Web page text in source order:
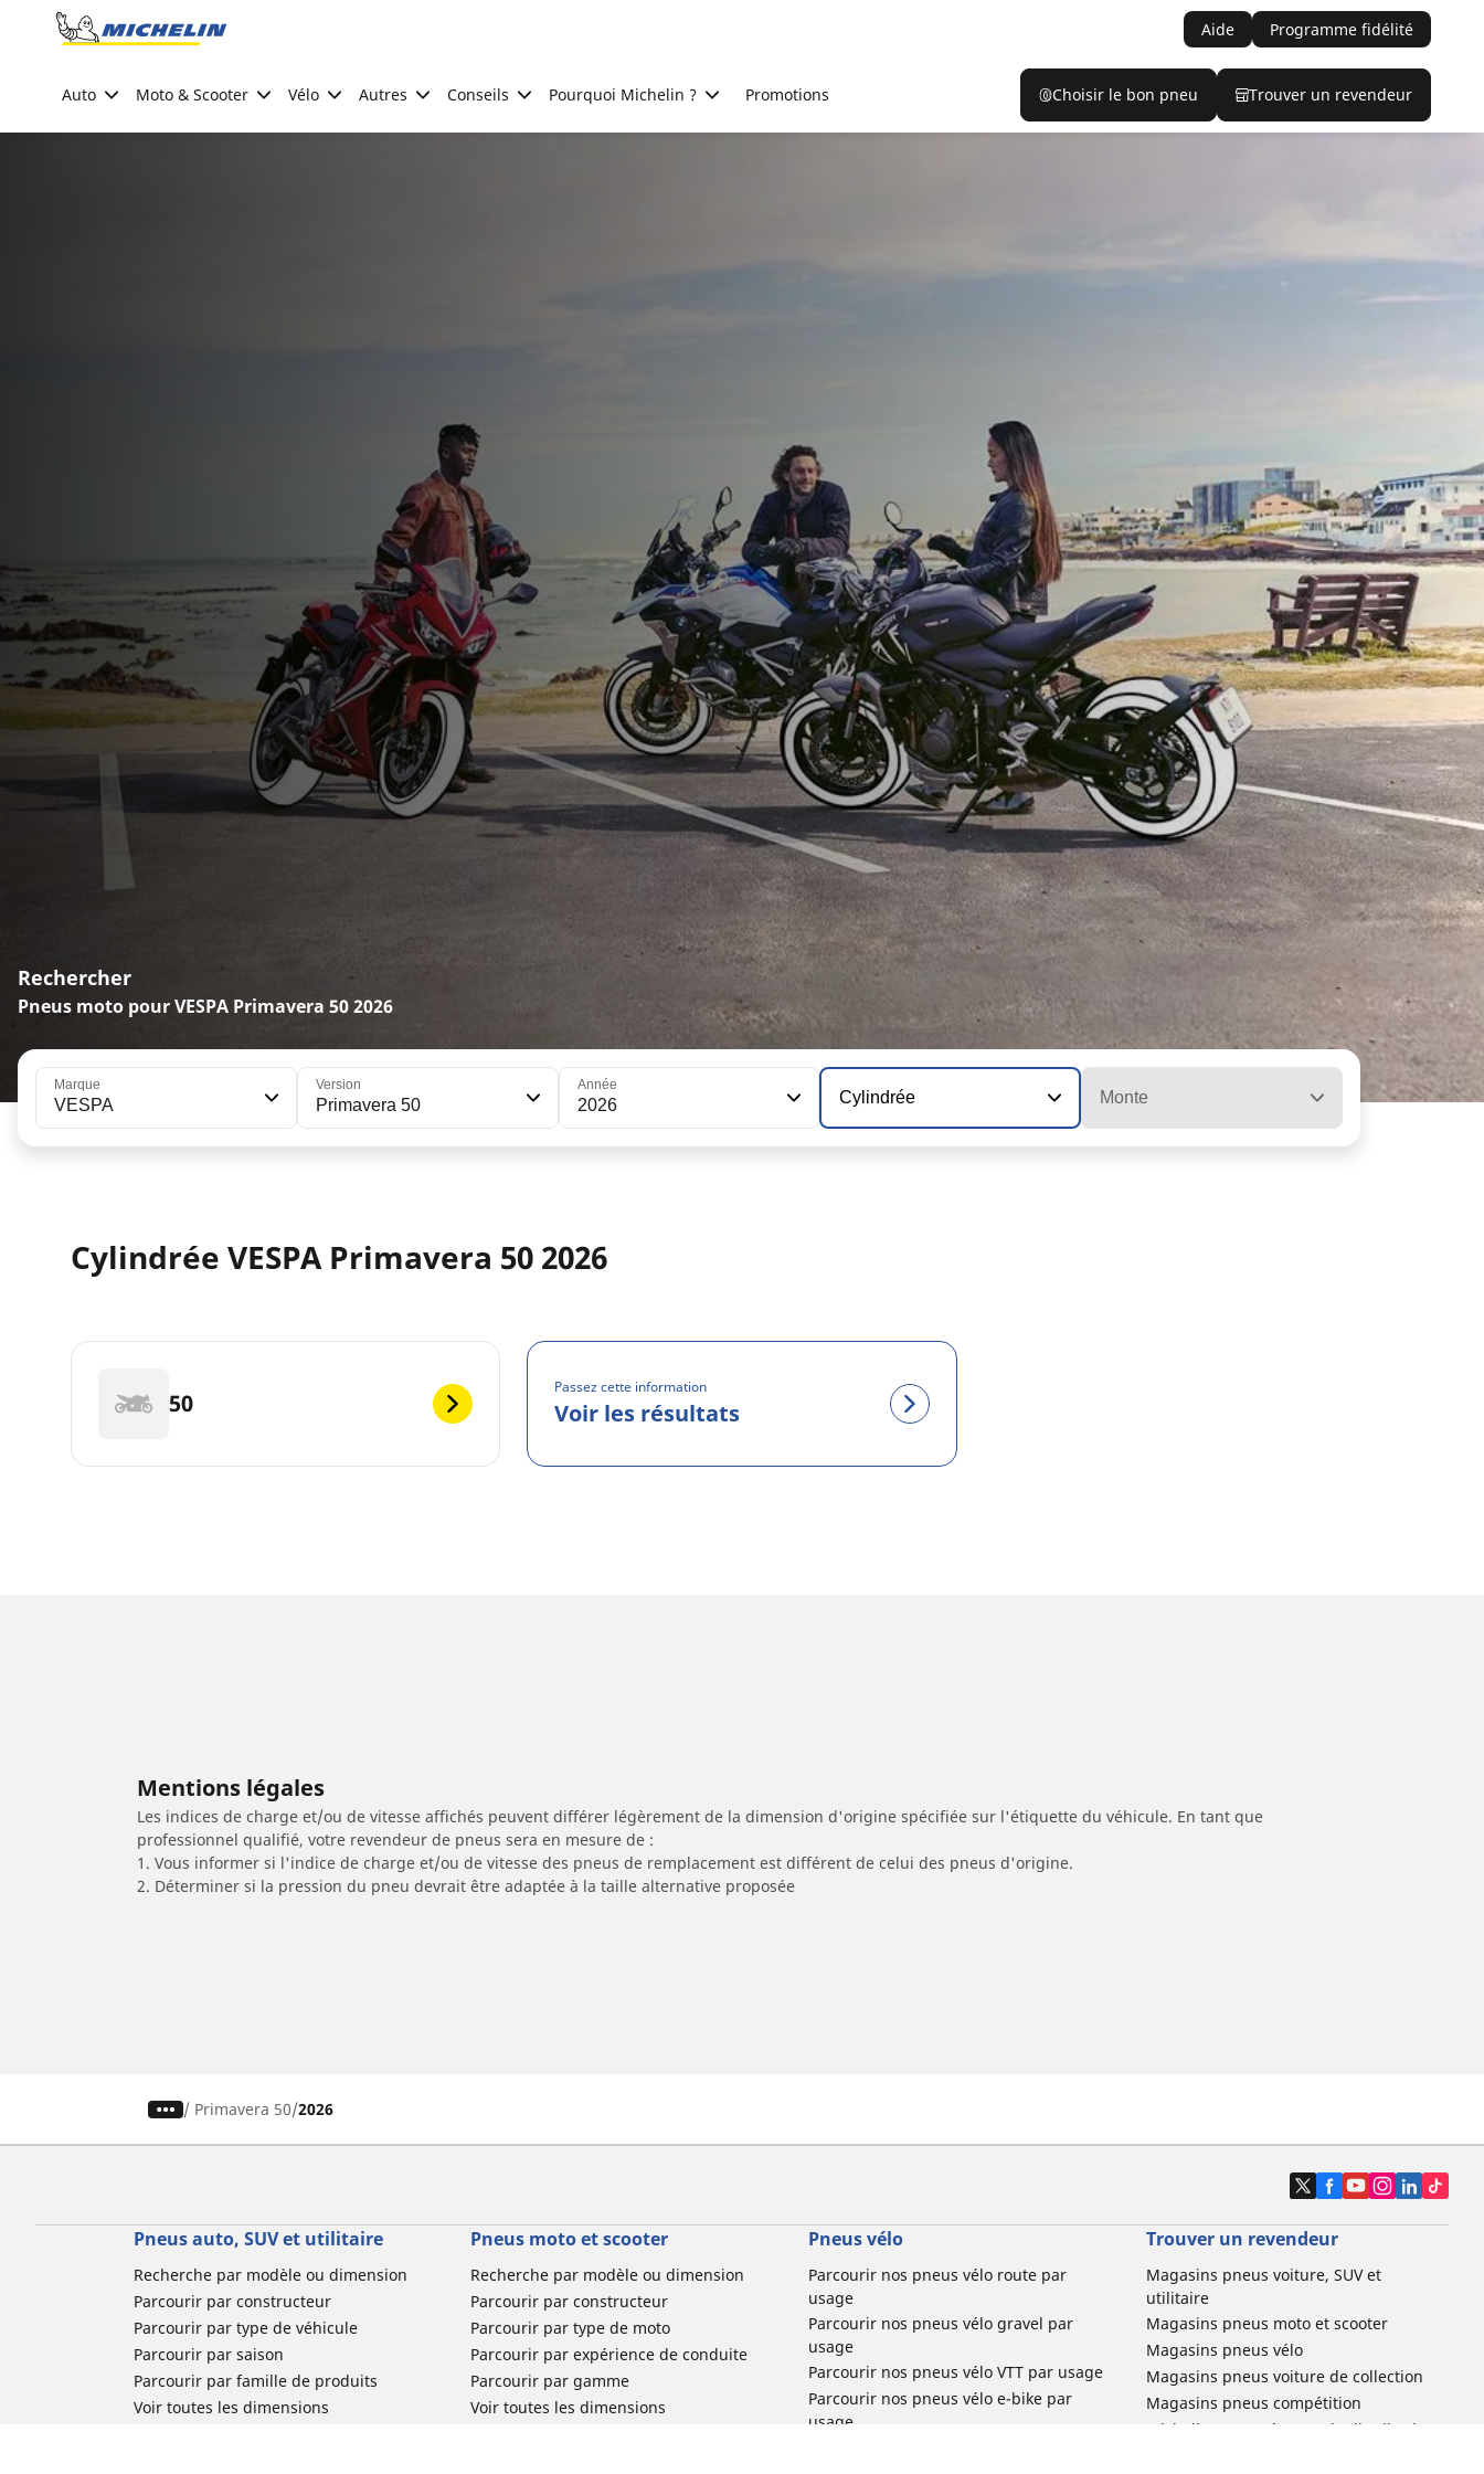
Go to page content
Aide Programme fidélité
Auto Moto & Scooter Vélo Autres Conseils Pourquoi Michelin ? Promotions Choisir le bon pneu Trouver un revendeur
Rechercher
Pneus moto pour VESPA Primavera 50 2026
Marque
VESPA
Version
Primavera 50
Année
2026 Cylindrée Monte
Cylindrée VESPA Primavera 50 2026
50
Passez cette information
Voir les résultats
Mentions légales
Les indices de charge et/ou de vitesse affichés peuvent différer légèrement de la dimension d'origine spécifiée sur l'étiquette du véhicule. En tant que
professionnel qualifié, votre revendeur de pneus sera en mesure de :
1. Vous informer si l'indice de charge et/ou de vitesse des pneus de remplacement est différent de celui des pneus d'origine.
2. Déterminer si la pression du pneu devrait être adaptée à la taille alternative proposée
/ Primavera 50 2026
Pneus auto, SUV et utilitaire
Recherche par modèle ou dimension
Parcourir par constructeur
Parcourir par type de véhicule
Parcourir par saison
Parcourir par famille de produits
Voir toutes les dimensions
Pneus moto et scooter
Recherche par modèle ou dimension
Parcourir par constructeur
Parcourir par type de moto
Parcourir par expérience de conduite
Parcourir par gamme
Voir toutes les dimensions
Pneus vélo
Parcourir nos pneus vélo route par
usage
Parcourir nos pneus vélo gravel par
usage
Parcourir nos pneus vélo VTT par usage
Parcourir nos pneus vélo e-bike par
usage
Trouver un revendeur
Magasins pneus voiture, SUV et
utilitaire
Magasins pneus moto et scooter
Magasins pneus vélo
Magasins pneus voiture de collection
Magasins pneus compétition
Michelin et ses réseaux de distribution